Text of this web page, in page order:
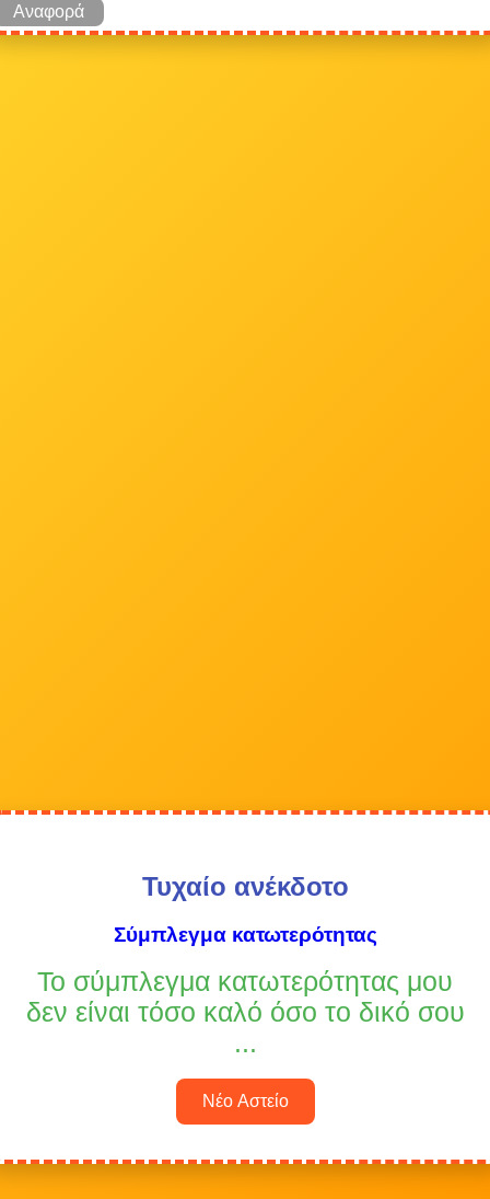
Αναφορά
Τυχαίο ανέκδοτο
Σύμπλεγμα κατωτερότητας
Το σύμπλεγμα κατωτερότητας μου
δεν είναι τόσο καλό όσο το δικό σου
...
Νέο Αστείο